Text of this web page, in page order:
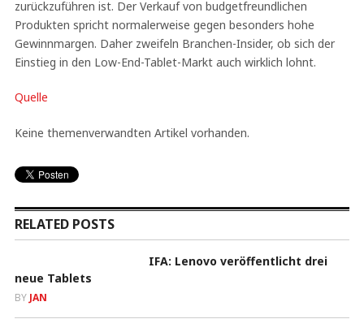
zurückzuführen ist. Der Verkauf von budgetfreundlichen
Produkten spricht normalerweise gegen besonders hohe
Gewinnmargen. Daher zweifeln Branchen-Insider, ob sich der
Einstieg in den Low-End-Tablet-Markt auch wirklich lohnt.
Quelle
Keine themenverwandten Artikel vorhanden.
RELATED POSTS
IFA: Lenovo veröffentlicht drei
neue Tablets
BY JAN